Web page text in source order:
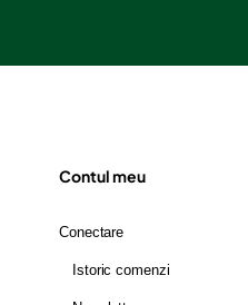
Contul meu
Conectare
Istoric comenzi